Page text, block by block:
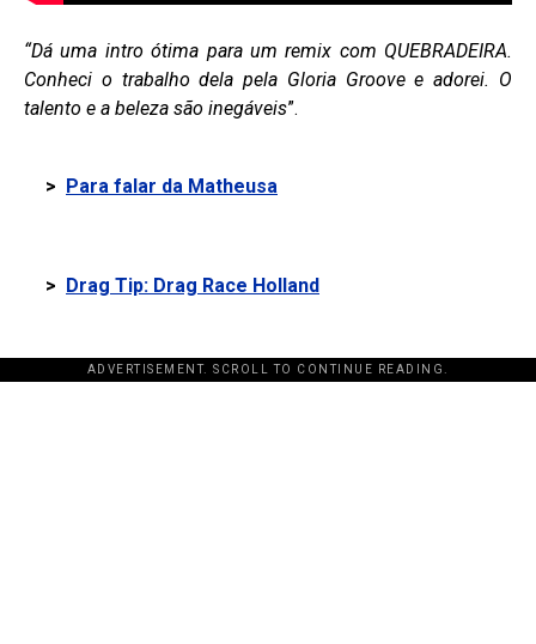
“Dá uma intro ótima para um remix com QUEBRADEIRA.
Conheci o trabalho dela pela Gloria Groove e adorei. O
talento e a beleza são inegáveis”.
> Para falar da Matheusa
> Drag Tip: Drag Race Holland
ADVERTISEMENT. SCROLL TO CONTINUE READING.